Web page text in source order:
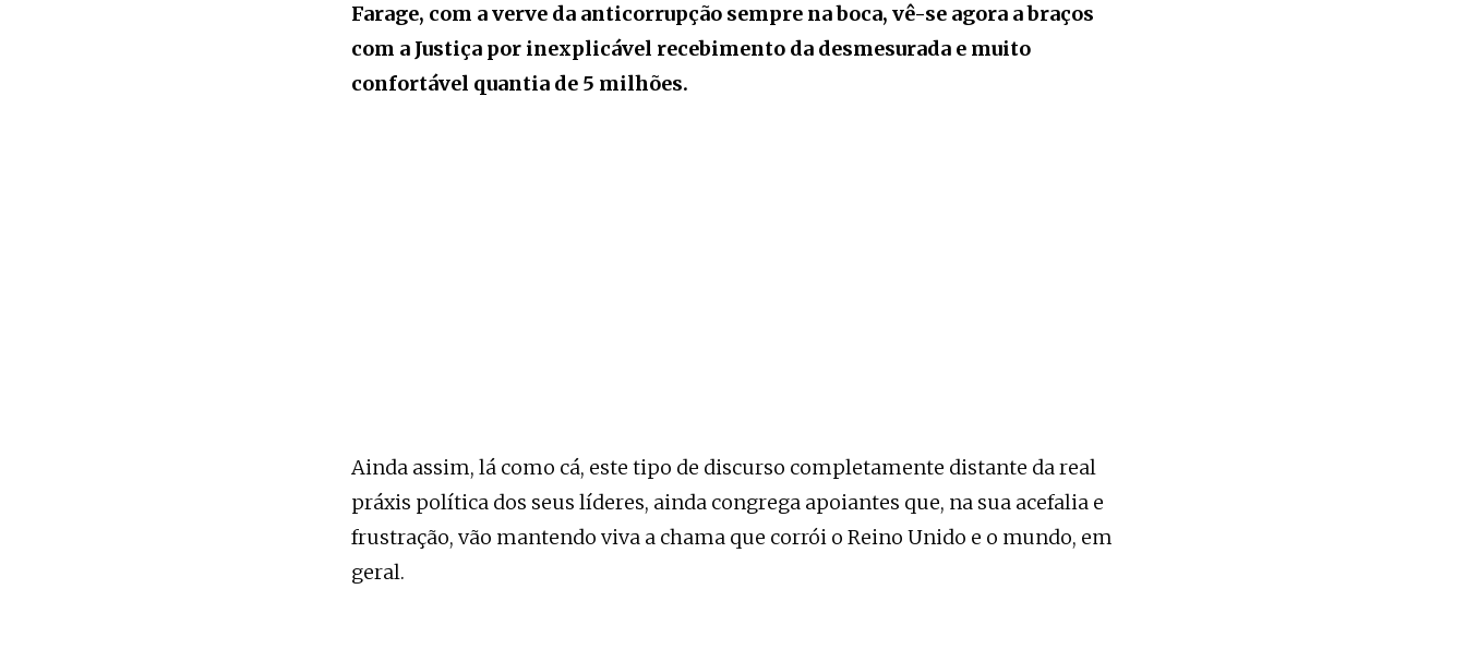
Farage, com a verve da anticorrupção sempre na boca, vê-se agora a braços
com a Justiça por inexplicável recebimento da desmesurada e muito
confortável quantia de 5 milhões.
Ainda assim, lá como cá, este tipo de discurso completamente distante da real
práxis política dos seus líderes, ainda congrega apoiantes que, na sua acefalia e
frustração, vão mantendo viva a chama que corrói o Reino Unido e o mundo, em
geral.